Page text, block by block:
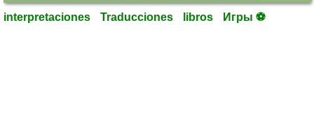
interpretaciones Traducciones libros Игры ⚽